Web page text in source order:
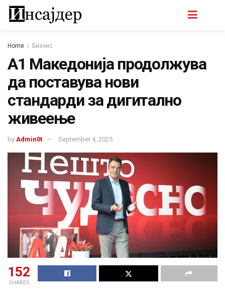
Home Бизнис
А1 Македонија продолжува
да поставува нови
стандарди за дигитално
живеење
by Admin0t September 4, 2025
152
SHARES